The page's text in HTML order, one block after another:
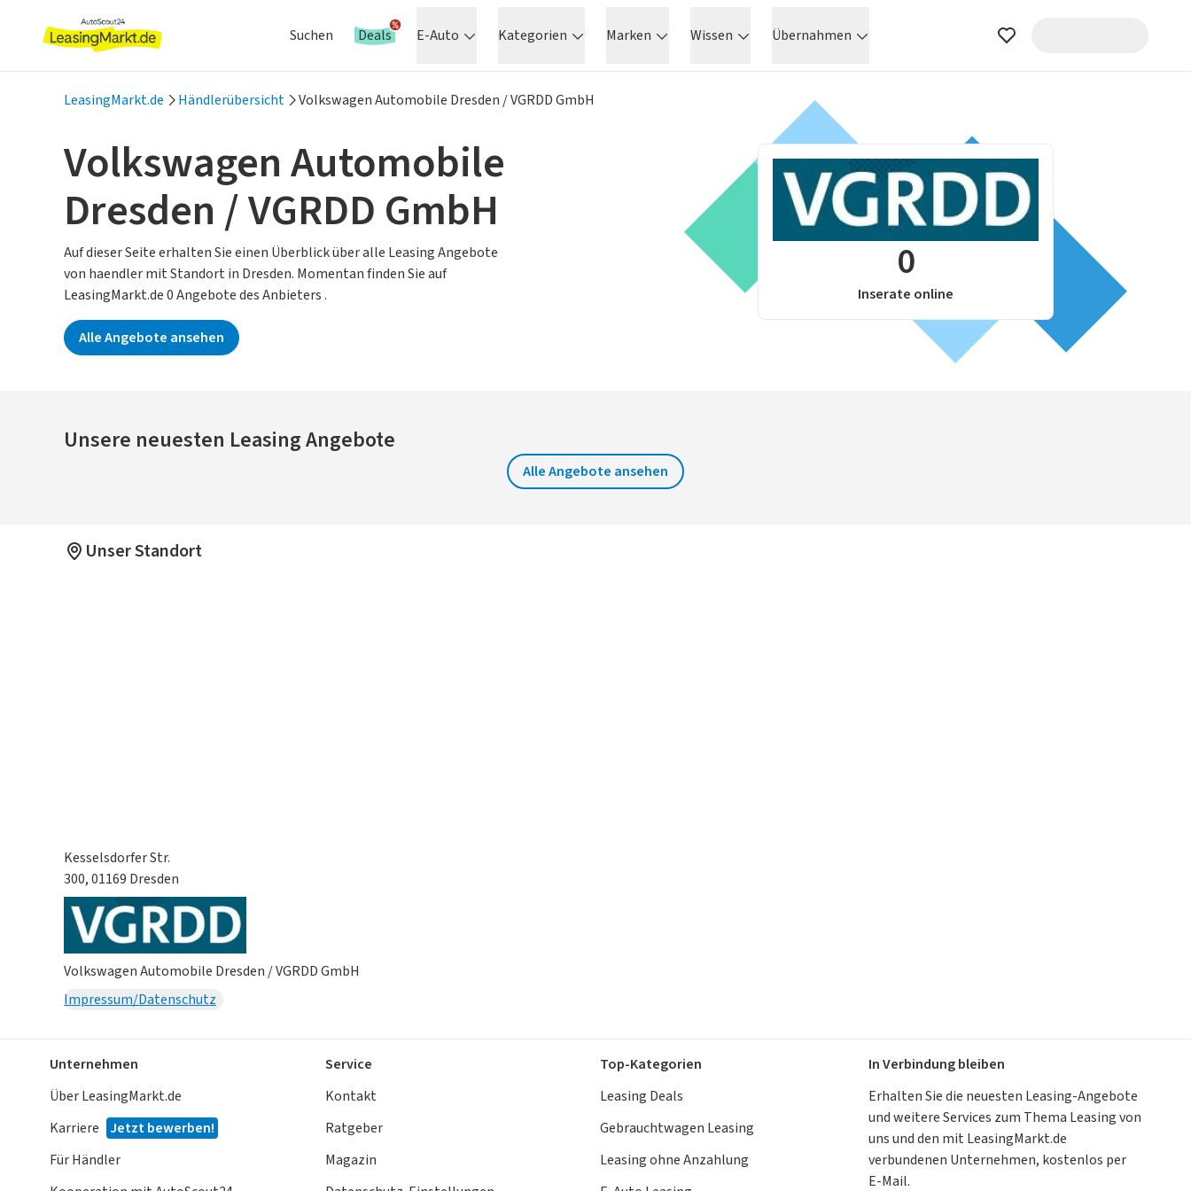
Suchen Deals E-Auto Kategorien Marken Wissen Übernahmen
LeasingMarkt.de Händlerübersicht Volkswagen Automobile Dresden / VGRDD GmbH
Volkswagen Automobile
Dresden / VGRDD GmbH
Auf dieser Seite erhalten Sie einen Überblick über alle Leasing Angebote
von haendler mit Standort in Dresden. Momentan finden Sie auf
LeasingMarkt.de 0 Angebote des Anbieters .
Alle Angebote ansehen
0
Inserate online
Unsere neuesten Leasing Angebote
Alle Angebote ansehen
Unser Standort
Kesselsdorfer Str.
300, 01169 Dresden
Volkswagen Automobile Dresden / VGRDD GmbH
Impressum/Datenschutz
Unternehmen
Über LeasingMarkt.de
Karriere Jetzt bewerben!
Für Händler
Service
Kontakt
Ratgeber
Magazin
Top-Kategorien
Leasing Deals
Gebrauchtwagen Leasing
Leasing ohne Anzahlung
In Verbindung bleiben
Erhalten Sie die neuesten Leasing-Angebote
und weitere Services zum Thema Leasing von
uns und den mit LeasingMarkt.de
verbundenen Unternehmen, kostenlos per
E-Mail.